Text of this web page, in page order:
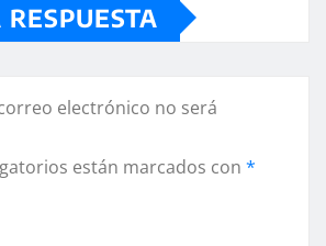
electrónico no será
están marcados con *